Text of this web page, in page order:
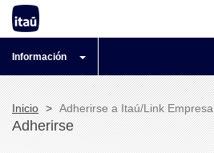
Información
Inicio Adherirse a Itaú/Link Empresa
Adherirse